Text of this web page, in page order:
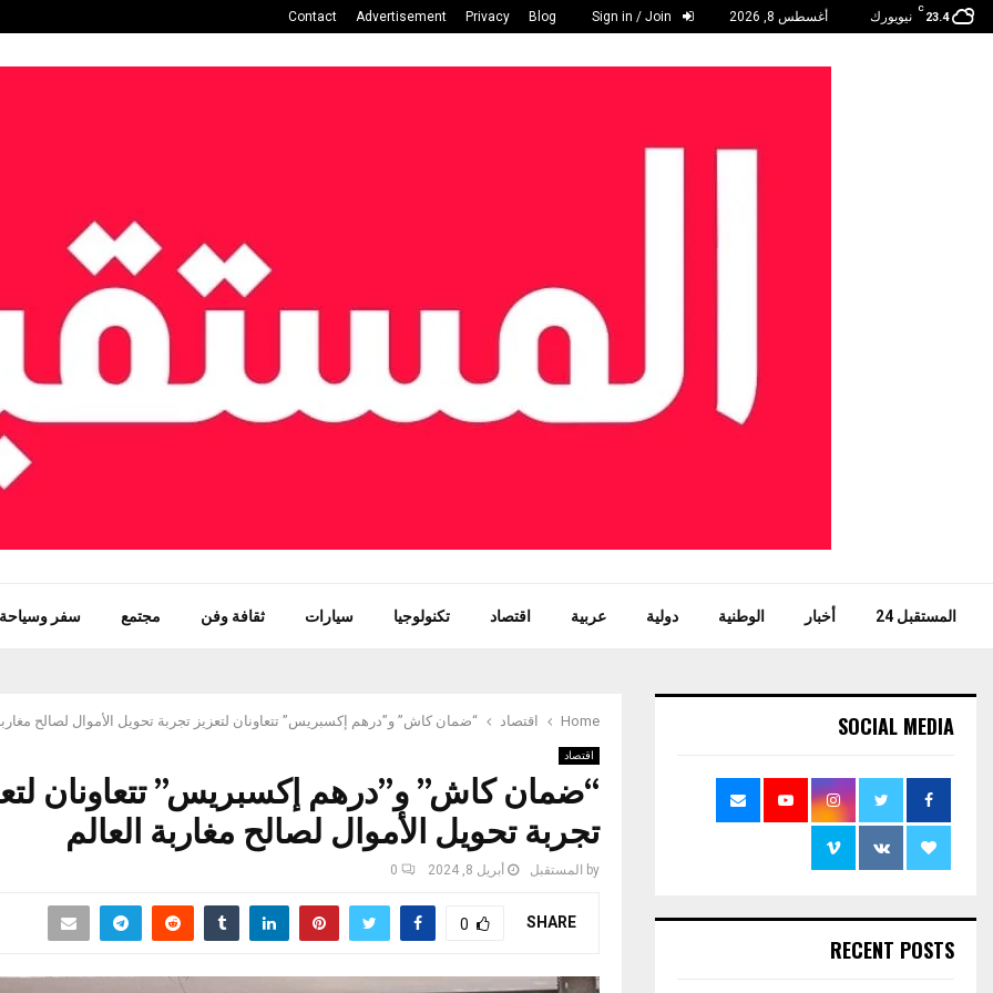
23.4
C
نيويورك أغسطس 8, 2026 Blog
Privacy
Advertisement
Contact
المستقبل 24 أخبار الوطنية دولية عربية اقتصاد تكنولوجيا سيارات ثقافة وفن مجتمع سفر وسياحة
Home اقتصاد “ضمان كاش” و”درهم إكسبريس” تتعاونان لتعزيز تجربة تحويل الأموال لصالح
اقتصاد
“ضمان كاش” و”درهم إكسبريس” تتعاونان
تجربة تحويل الأموال لصالح مغاربة العالم
by المستقبل أبريل 8, 2024 0
SHARE
0
SOCIAL MEDIA
RECENT POSTS